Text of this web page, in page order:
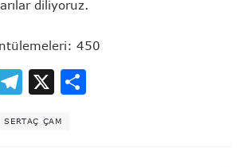
diliyoruz.
450
Telegram
X
SERTAÇ ÇAM